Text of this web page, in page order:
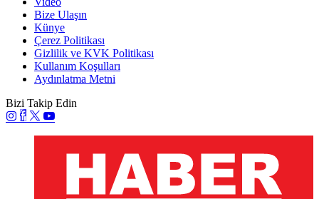
Bize Ulaşın
Künye
Çerez Politikası
Gizlilik ve KVK Politikası
Kullanım Koşulları
Aydınlatma Metni
Bizi Takip Edin